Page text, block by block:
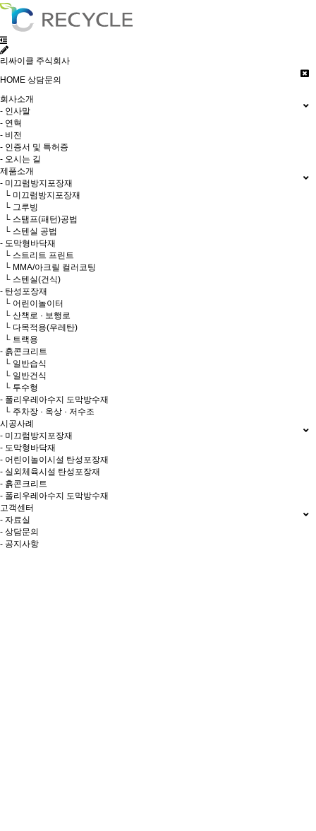
리싸이클 주식회사
HOME 상담문의
회사소개
- 인사말
- 연혁
- 비전
- 인증서 및 특허증
- 오시는 길
제품소개
- 미끄럼방지포장재
└ 미끄럼방지포장재
└ 그루빙
└ 스탬프(패턴)공법
└ 스텐실 공법
- 도막형바닥재
└ 스트리트 프린트
└ MMA/아크릴 컬러코팅
└ 스텐실(건식)
- 탄성포장재
└ 어린이놀이터
└ 산책로 · 보행로
└ 다목적용(우레탄)
└ 트랙용
- 흙콘크리트
└ 일반습식
└ 일반건식
└ 투수형
- 폴리우레아수지 도막방수재
└ 주차장 · 옥상 · 저수조
시공사례
- 미끄럼방지포장재
- 도막형바닥재
- 어린이놀이시설 탄성포장재
- 실외체육시설 탄성포장재
- 흙콘크리트
- 폴리우레아수지 도막방수재
고객센터
- 자료실
- 상담문의
- 공지사항